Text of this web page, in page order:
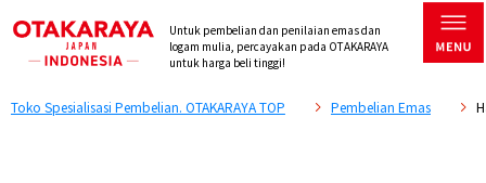
Untuk pembelian dan penilaian emas dan
logam mulia, percayakan pada OTAKARAYA
untuk harga beli tinggi!
Toko Spesialisasi Pembelian. OTAKARAYA TOP Pembelian Emas